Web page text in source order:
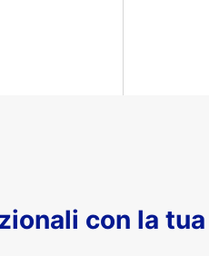
con la tua